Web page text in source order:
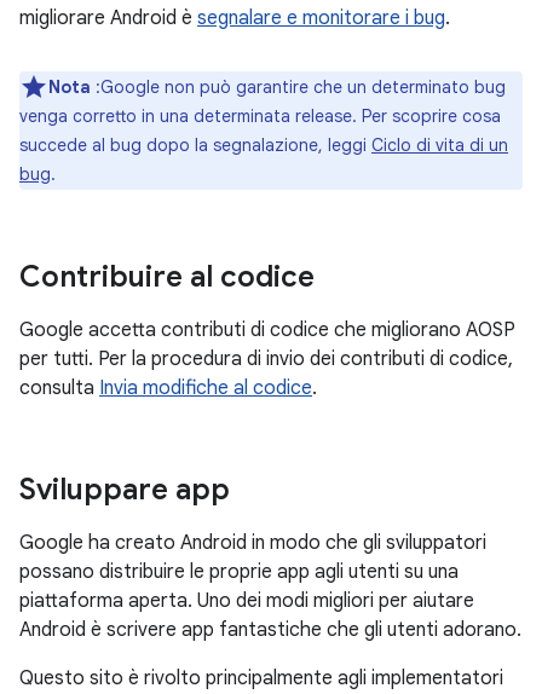
migliorare Android è segnalare e monitorare i bug.
Nota :Google non può garantire che un determinato bug
venga corretto in una determinata release. Per scoprire cosa
succede al bug dopo la segnalazione, leggi Ciclo di vita di un
bug.
Contribuire al codice
Google accetta contributi di codice che migliorano AOSP
per tutti. Per la procedura di invio dei contributi di codice,
consulta Invia modifiche al codice.
Sviluppare app
Google ha creato Android in modo che gli sviluppatori
possano distribuire le proprie app agli utenti su una
piattaforma aperta. Uno dei modi migliori per aiutare
Android è scrivere app fantastiche che gli utenti adorano.
Questo sito è rivolto principalmente agli implementatori